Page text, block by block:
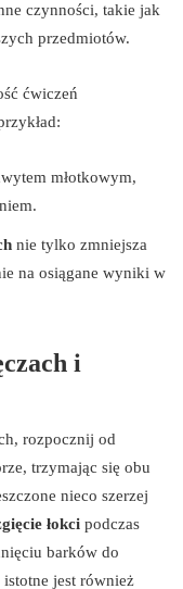
czynności, takie jak
przedmiotów.
ćwiczeń
młotkowym,
nie tylko zmniejsza
na osiągane wyniki w
i
rozpocznij od
trzymając się obu
nieco szerzej
łokci podczas
barków do
jest również